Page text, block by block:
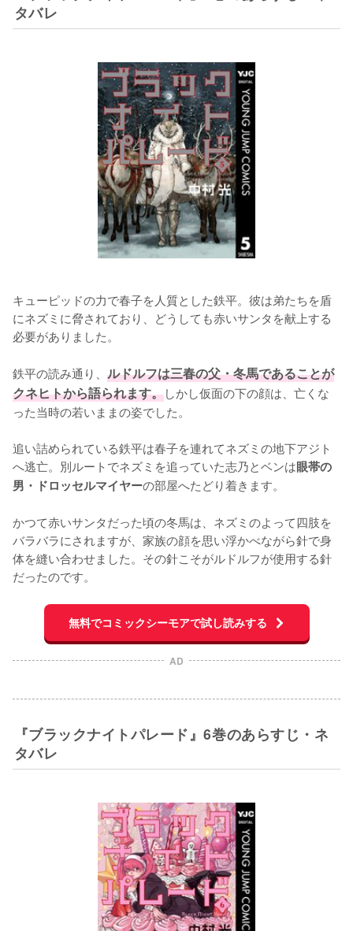
タバレ
キューピッドの力で春子を人質とした鉄平。彼は弟たちを盾
にネズミに脅されており、どうしても赤いサンタを献上する
必要がありました。
鉄平の読み通り、 ルドルフは三春の父・冬馬であることが
クネヒトから語られます。しかし仮面の下の顔は、亡くな
った当時の若いままの姿でした。
追い詰められている鉄平は春子を連れてネズミの地下アジト
へ逃亡。別ルートでネズミを追っていた志乃とベンは眼帯の
男・ドロッセルマイヤーの部屋へたどり着きます。
かつて赤いサンタだった頃の冬馬は、ネズミのよって四肢を
バラバラにされますが、家族の顔を思い浮かべながら針で身
体を縫い合わせました。その針こそがルドルフが使用する針
だったのです。
無料でコミックシーモアで試し読みする
AD
『ブラックナイトパレード』6巻のあらすじ・ネ
タバレ